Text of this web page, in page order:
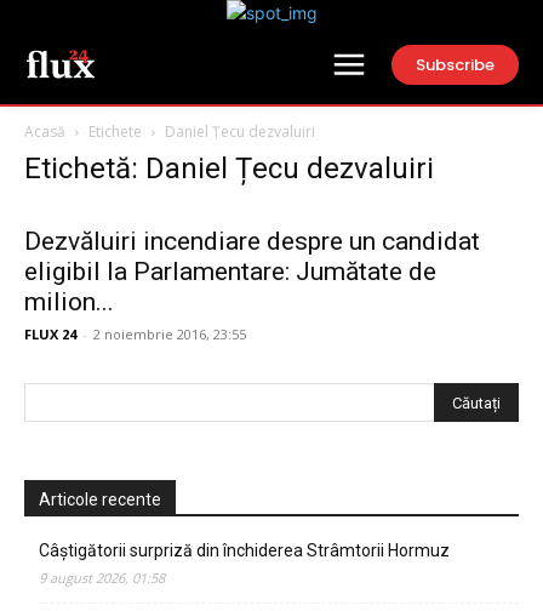
Subscribe
Acasă Etichete Daniel Țecu dezvaluiri
Etichetă: Daniel Țecu dezvaluiri
Dezvăluiri incendiare despre un candidat
eligibil la Parlamentare: Jumătate de
milion...
FLUX 24 - 2 noiembrie 2016, 23:55
Articole recente
Câștigătorii surpriză din închiderea Strâmtorii Hormuz
9 august 2026, 01:58